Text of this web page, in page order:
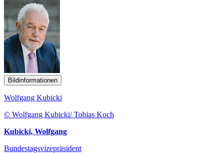
Bildinformationen
Wolfgang Kubicki
© Wolfgang Kubicki/ Tobias Koch
Kubicki, Wolfgang
Bundestagsvizepräsident